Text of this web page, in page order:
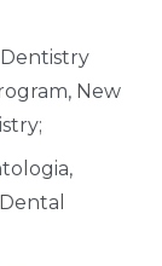
New